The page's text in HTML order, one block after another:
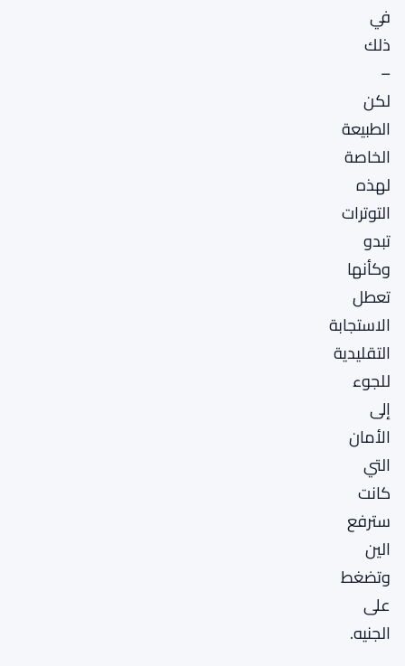
في
ذلك
–
لكن
الطبيعة
الخاصة
لهذه
التوترات
تبدو
وكأنها
تعطل
الاستجابة
التقليدية
للجوء
إلى
الأمان
التي
كانت
سترفع
الين
وتضغط
على
الجنيه.